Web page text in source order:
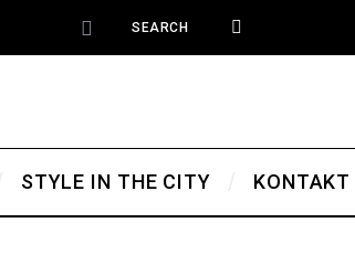
STYLE IN THE CITY KONTAKT